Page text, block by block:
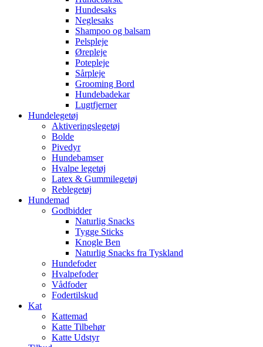
Hundesaks
Neglesaks
Shampoo og balsam
Pelspleje
Ørepleje
Potepleje
Sårpleje
Grooming Bord
Hundebadekar
Lugtfjerner
Hundelegetøj
Aktiveringslegetøj
Bolde
Pivedyr
Hundebamser
Hvalpe legetøj
Latex & Gummilegetøj
Reblegetøj
Hundemad
Godbidder
Naturlig Snacks
Tygge Sticks
Knogle Ben
Naturlig Snacks fra Tyskland
Hundefoder
Hvalpefoder
Vådfoder
Fodertilskud
Kat
Kattemad
Katte Tilbehør
Katte Udstyr